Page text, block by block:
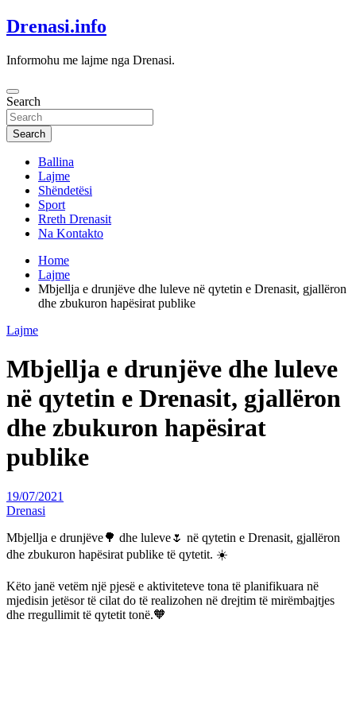
Skip
to
Drenasi.info
Informohu me lajme nga Drenasi.
Search
Search
Ballina
Lajme
Shëndetësi
Sport
Rreth Drenasit
Na Kontakto
Home
Lajme
Mbjellja e drunjëve dhe luleve në qytetin e Drenasit, gjallëron
dhe zbukuron hapësirat publike
Lajme
Mbjellja e drunjëve dhe luleve
në qytetin e Drenasit, gjallëron
dhe zbukuron hapësirat
publike
19/07/2021
Drenasi
Mbjellja e drunjëve🌳 dhe luleve🌷 në qytetin e Drenasit, gjallëron
dhe zbukuron hapësirat publike të qytetit. ☀️
Këto janë vetëm një pjesë e aktiviteteve tona të planifikuara në
mjedisin jetësor të cilat do të realizohen në drejtim të mirëmbajtjes
dhe rregullimit të qytetit tonë.🧡